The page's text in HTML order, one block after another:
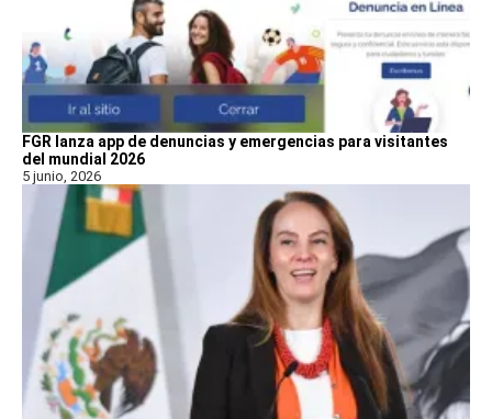
FGR lanza app de denuncias y emergencias para visitantes
del mundial 2026
5 junio, 2026